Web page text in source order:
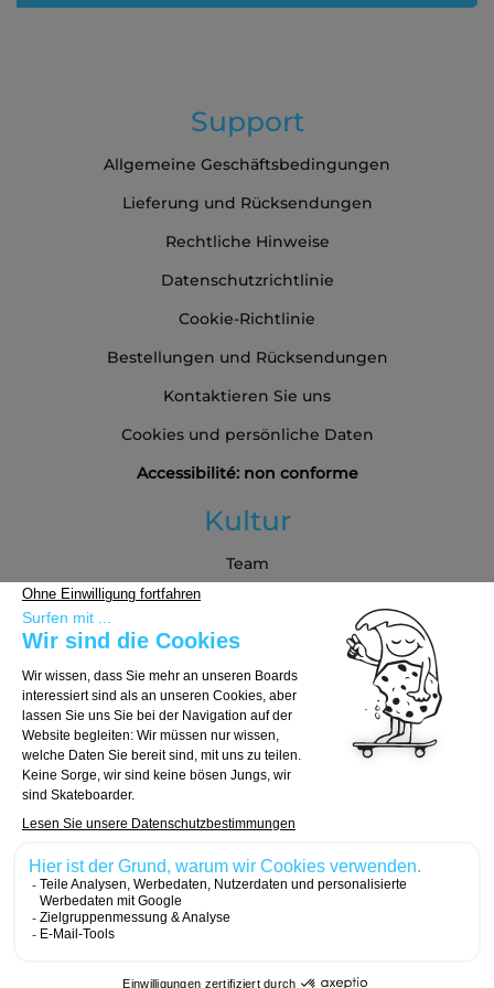
Newsletter
Support
Allgemeine Geschäftsbedingungen
Lieferung und Rücksendungen
Rechtliche Hinweise
Datenschutzrichtlinie
Cookie-Richtlinie
Bestellungen und Rücksendungen
Kontaktieren Sie uns
Cookies und persönliche Daten
Accessibilité: non conforme
Kultur
Team
Partners
Kaufberatung
Board auswählen